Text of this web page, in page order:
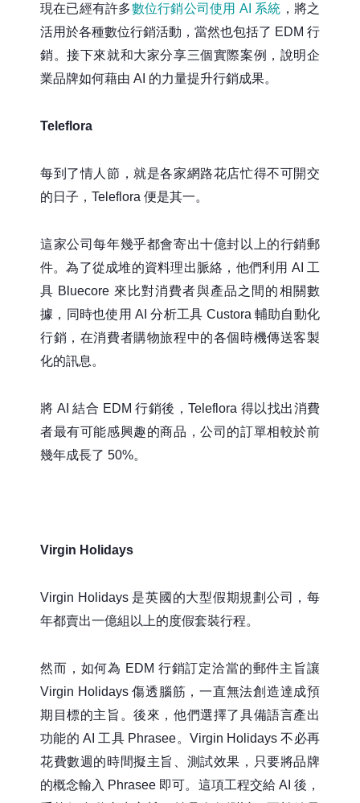
現在已經有許多數位行銷公司使用 AI 系統 ，將之
活用於各種數位行銷活動，當然也包括了 EDM 行
銷。接下來就和大家分享三個實際案例，說明企
業品牌如何藉由 AI 的力量提升行銷成果。
Teleflora
每到了情人節，就是各家網路花店忙得不可開交
的日子，Teleflora 便是其一。
這家公司每年幾乎都會寄出十億封以上的行銷郵
件。為了從成堆的資料理出脈絡，他們利用 AI 工
具 Bluecore 來比對消費者與產品之間的相關數
據，同時也使用 AI 分析工具 Custora 輔助自動化
行銷，在消費者購物旅程中的各個時機傳送客製
化的訊息。
將 AI 結合 EDM 行銷後，Teleflora 得以找出消費
者最有可能感興趣的商品，公司的訂單相較於前
幾年成長了 50%。
Virgin Holidays
Virgin Holidays 是英國的大型假期規劃公司，每
年都賣出一億組以上的度假套裝行程。
然而，如何為 EDM 行銷訂定洽當的郵件主旨讓
Virgin Holidays 傷透腦筋，一直無法創造達成預
期目標的主旨。後來，他們選擇了具備語言產出
功能的 AI 工具 Phrasee。Virgin Holidays 不必再
花費數週的時間擬主旨、測試效果，只要將品牌
的概念輸入 Phrasee 即可。這項工程交給 AI 後，